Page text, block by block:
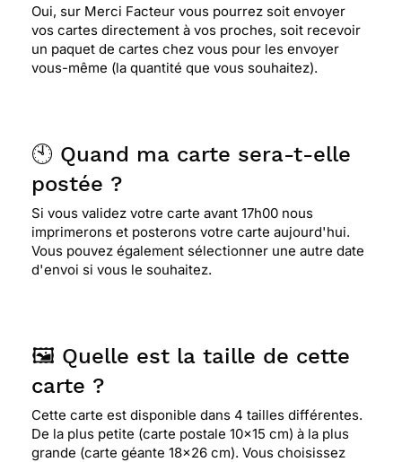
Oui, sur Merci Facteur vous pourrez soit envoyer
vos cartes directement à vos proches, soit recevoir
un paquet de cartes chez vous pour les envoyer
vous-même (la quantité que vous souhaitez).
🕙 Quand ma carte sera-t-elle
postée ?
Si vous validez votre carte avant 17h00 nous
imprimerons et posterons votre carte aujourd'hui.
Vous pouvez également sélectionner une autre date
d'envoi si vous le souhaitez.
🖼️ Quelle est la taille de cette
carte ?
Cette carte est disponible dans 4 tailles différentes.
De la plus petite (carte postale 10x15 cm) à la plus
grande (carte géante 18x26 cm). Vous choisissez